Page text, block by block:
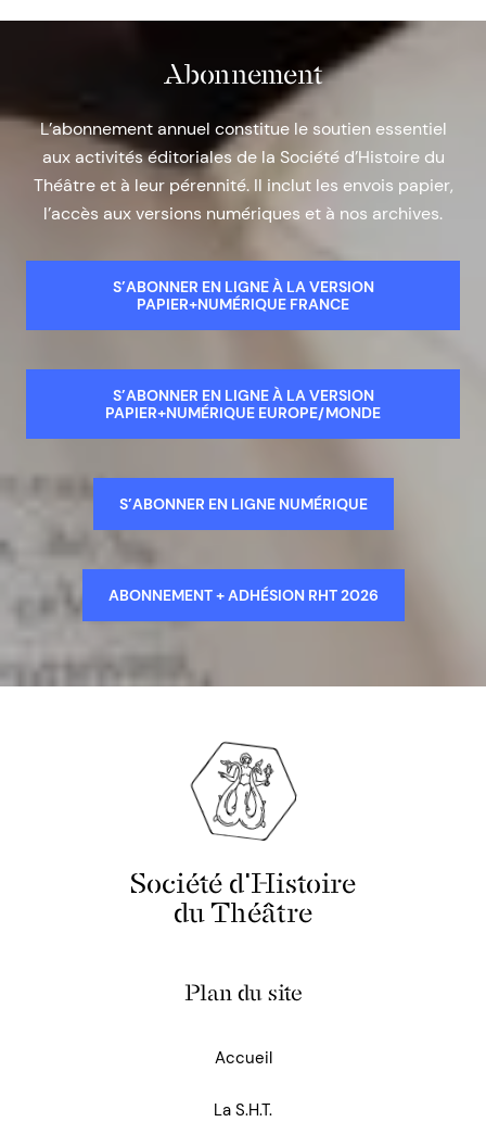
Abonnement
L’abonnement annuel constitue le soutien essentiel
aux activités éditoriales de la Société d’Histoire du
Théâtre et à leur pérennité. Il inclut les envois papier,
l’accès aux versions numériques et à nos archives.
S’ABONNER EN LIGNE À LA VERSION
PAPIER+NUMÉRIQUE FRANCE
S’ABONNER EN LIGNE À LA VERSION
PAPIER+NUMÉRIQUE EUROPE/MONDE
S’ABONNER EN LIGNE NUMÉRIQUE
ABONNEMENT + ADHÉSION RHT 2026
Société d'Histoire
du Théâtre
Plan du site
Accueil
La S.H.T.